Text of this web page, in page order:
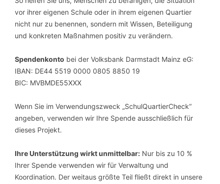
vor ihrer eigenen Schule oder in ihrem eigenen Quartier
nicht nur zu benennen, sondern mit Wissen, Beteiligung
und konkreten Maßnahmen positiv zu verändern.
Spendenkonto bei der Volksbank Darmstadt Mainz eG:
IBAN: DE44 5519 0000 0805 8850 19
BIC: MVBMDE55XXX
Wenn Sie im Verwendungszweck „SchulQuartierCheck“
angeben, verwenden wir Ihre Spende ausschließlich für
dieses Projekt.
Ihre Unterstützung wirkt unmittelbar: Nur bis zu 10 %
Ihrer Spende verwenden wir für Verwaltung und
Koordination. Der weitaus größte Teil fließt direkt in unsere